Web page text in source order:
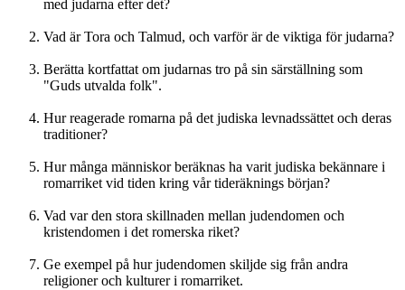
med judarna efter det?
Vad är Tora och Talmud, och varför är de viktiga för judarna?
Berätta kortfattat om judarnas tro på sin särställning som
"Guds utvalda folk".
Hur reagerade romarna på det judiska levnadssättet och deras
traditioner?
Hur många människor beräknas ha varit judiska bekännare i
romarriket vid tiden kring vår tideräknings början?
Vad var den stora skillnaden mellan judendomen och
kristendomen i det romerska riket?
Ge exempel på hur judendomen skiljde sig från andra
religioner och kulturer i romarriket.